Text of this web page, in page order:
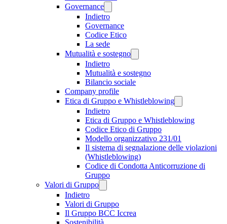
Governance
Indietro
Governance
Codice Etico
La sede
Mutualità e sostegno
Indietro
Mutualità e sostegno
Bilancio sociale
Company profile
Etica di Gruppo e Whistleblowing
Indietro
Etica di Gruppo e Whistleblowing
Codice Etico di Gruppo
Modello organizzativo 231/01
Il sistema di segnalazione delle violazioni
(Whistleblowing)
Codice di Condotta Anticorruzione di
Gruppo
Valori di Gruppo
Indietro
Valori di Gruppo
Il Gruppo BCC Iccrea
Sostenibilità